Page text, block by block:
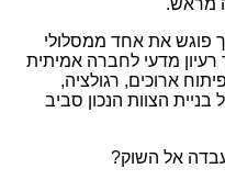
פוגש את אחד ממסלולי
מדעי לחברה אמיתית
ארוכים, רגולציה,
בניית הצוות הנכון סביב
אל השוק?